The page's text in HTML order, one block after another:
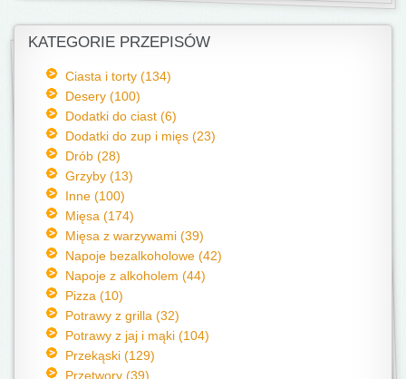
KATEGORIE PRZEPISÓW
Ciasta i torty (134)
Desery (100)
Dodatki do ciast (6)
Dodatki do zup i mięs (23)
Drób (28)
Grzyby (13)
Inne (100)
Mięsa (174)
Mięsa z warzywami (39)
Napoje bezalkoholowe (42)
Napoje z alkoholem (44)
Pizza (10)
Potrawy z grilla (32)
Potrawy z jaj i mąki (104)
Przekąski (129)
Przetwory (39)